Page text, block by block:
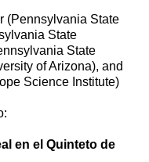
(Pennsylvania State
State
State
of Arizona), and
Science Institute)
en el Quinteto de